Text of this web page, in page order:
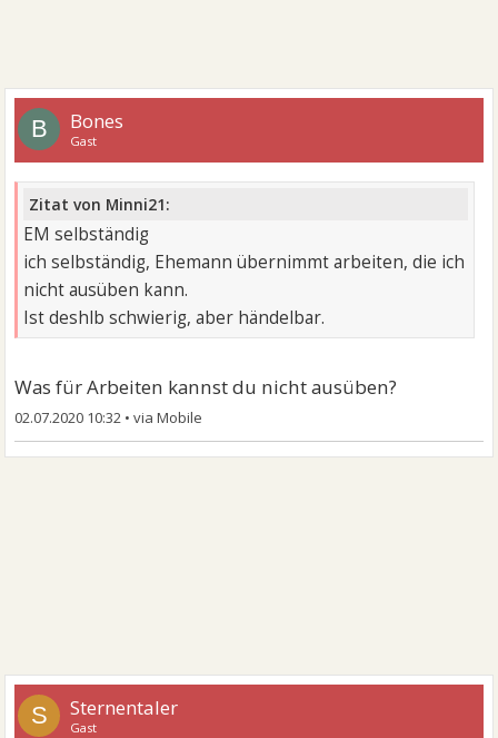
B Bones
Gast
Zitat von Minni21:
EM selbständig
ich selbständig, Ehemann übernimmt arbeiten, die ich
nicht ausüben kann.
Ist deshlb schwierig, aber händelbar.
Was für Arbeiten kannst du nicht ausüben?
02.07.2020 10:32 •
S Sternentaler
Gast